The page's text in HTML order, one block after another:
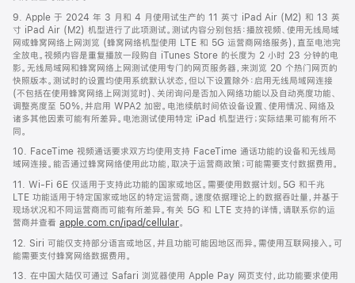
9. Apple 于 2024 年 3 月和 4 月使用试生产的 11 英寸 iPad Air (M2) 和 13 英
寸 iPad Air (M2) 机型进行了此项测试。测试内容分别包括：播放视频、使用无线局域
网或蜂窝网络上网浏览 (蜂窝网络机型使用 LTE 和 5G 运营商网络服务)，直至电池完
全放电。视频内容是重复播放一段购自 iTunes Store 的长度为 2 小时 23 分钟的电
影。无线局域网和蜂窝网络上网测试使用专门的网页服务器，来浏览 20 个热门网页的
快照版本。测试时的设置均使用系统默认状态，但以下设置除外：启用无线局域网连接
(不包括在使用蜂窝网络上网浏览时)、关闭询问是否加入网络功能以及自动亮度功能、
调整亮度至 50%，并启用 WPA2 加密。电池续航时间依设备设置、使用情况、网络及
诸多其他因素可能有所差异。电池测试使用特定 iPad 机型进行；实际结果可能有所不
同。
10. FaceTime 视频通话要求双方均使用支持 FaceTime 通话功能的设备和无线局
域网连接。能否通过蜂窝网络使用此功能，取决于运营商政策；可能需要支付数据费用。
11. Wi-Fi 6E 仅适用于支持此功能的国家或地区。需要使用数据计划。5G 和千兆
LTE 功能适用于特定国家或地区的特定运营商。速度依据理论上的数据吞吐量，并基于
现场状况和不同运营商而可能有所差异。有关 5G 和 LTE 支持的详情，请联系你的运
营商并查看 apple.com.cn/ipad/cellular。
12. Siri 可能仅支持部分语言或地区，并且功能可能因地区而异。需使用互联网接入。可
能需要支付蜂窝网络数据费用。
13. 在中国大陆仅可通过 Safari 浏览器使用 Apple Pay 网页支付，此功能要求使用